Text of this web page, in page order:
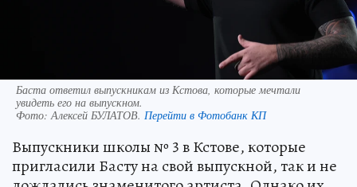
Баста ответил выпускникам из Кстова, которые мечтали
увидеть его на выпускном.
Фото:Алексей БУЛАТОВ. Перейти в Фотобанк КП
Выпускники школы № 3 в Кстове, которые
пригласили Басту на свой выпускной, так и не